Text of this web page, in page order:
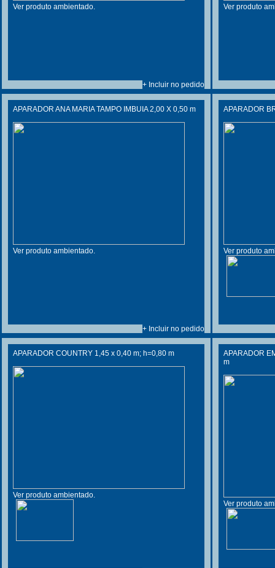
Ver produto ambientado.
+ Incluir no pedido
Ver produto
APARADOR ANA MARIA TAMPO IMBUIA 2,00 X 0,50 m
Ver produto ambientado.
+ Incluir no pedido
APARADOR
Ver produto
APARADOR COUNTRY 1,45 x 0,40 m; h=0,80 m
Ver produto ambientado.
APARADOR
m
Ver produto